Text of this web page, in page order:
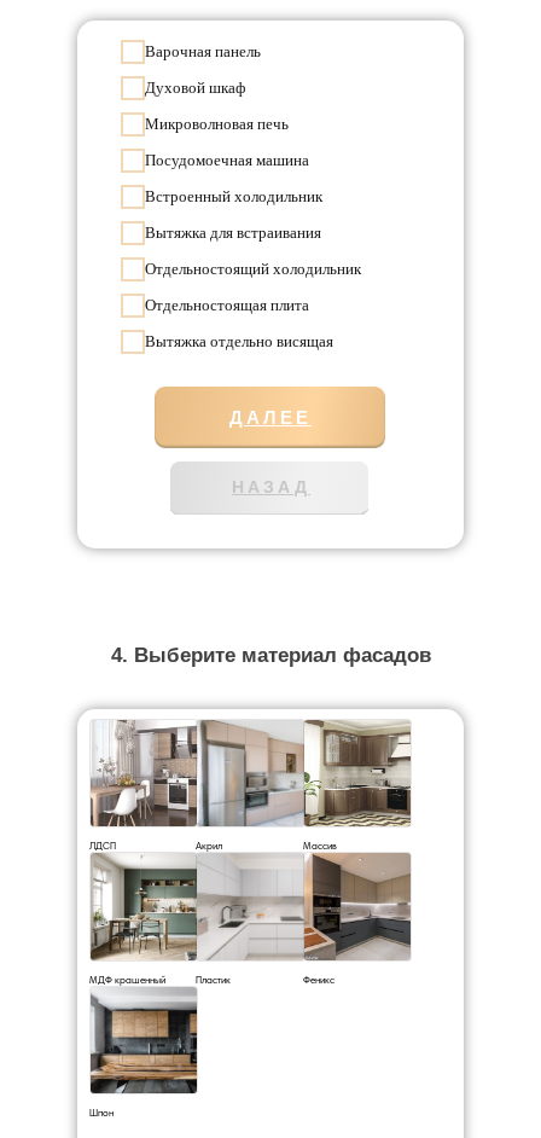
Варочная панель
Духовой шкаф
Микроволновая печь
Посудомоечная машина
Встроенный холодильник
Вытяжка для встраивания
Отдельностоящий холодильник
Отдельностоящая плита
Вытяжка отдельно висящая
ДАЛЕЕ
НАЗАД
ЛДСП Акрил Массив
МДФ крашенный Пластик Феникс
Шпон
4. Выберите материал фасадов